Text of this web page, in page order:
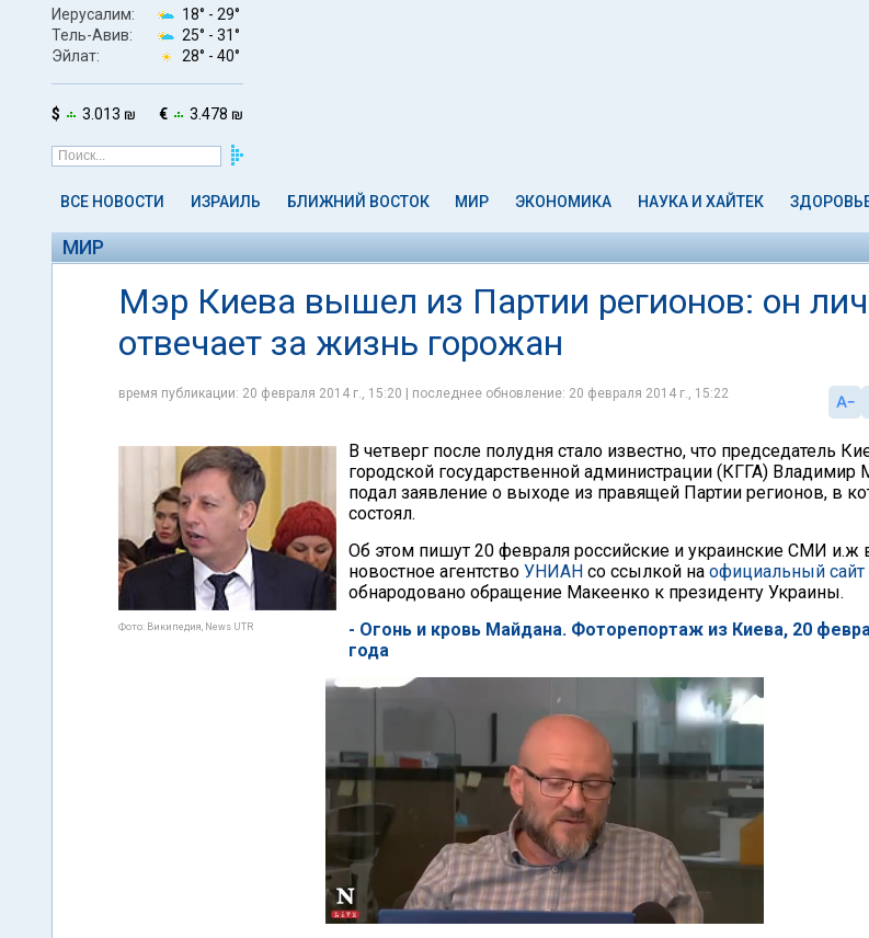
Иерусалим: 18° - 29°
Тель-Авив:
25° - 31°
Эйлат:
28° - 40°
$ 3.013 ₪ € 3.478 ₪
ВСЕ НОВОСТИ ИЗРАИЛЬ БЛИЖНИЙ ВОСТОК МИР ЭКОНОМИКА НАУКА И ХАЙТЕК
МИР
Мэр Киева вышел из Партии регионов: он
отвечает за жизнь горожан
время публикации: 20 февраля 2014 г., 15:20 | последнее обновление: 20 февраля 2014 г., 15:22
Фото: Википедия, News UTR
В четверг после полудня стало известно, что председатель
городской государственной администрации (КГГА) Владимир
подал заявление о выходе из правящей Партии регионов, в
состоял.
Об этом пишут 20 февраля российские и украинские СМИ и.ж
новостное агентство УНИАН со ссылкой на официальный сайт
обнародовано обращение Макеенко к президенту Украины.
- Огонь и кровь Майдана. Фоторепортаж из Киева, 20
года